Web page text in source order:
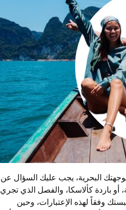
البحرية، يجب عليك السؤال عن
أو باردة كألاسكا، والفصل الذي تجري
وفقاً لهذه الإعتبارات، وحين